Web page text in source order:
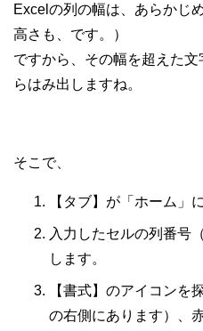
Excelの列の幅は、あらかじ
高さも、です。）
ですから、その幅を超えた
らはみ出しますね。
そこで、
【タブ】が「ホーム」
入力したセルの列番号
します。
【書式】のアイコンを
の右側にあります）、